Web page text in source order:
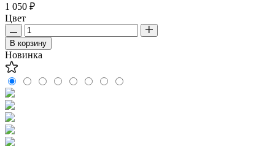
1 050 ₽
Цвет
В корзину
Новинка